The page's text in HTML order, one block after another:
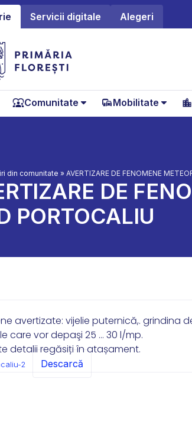
Servicii digitale Alegeri
Comunitate Mobilitate
din comunitate » AVERTIZARE DE FENOMENE
DE
PORTOCALIU
avertizate: vijelie puternică,. grindina
care vor depaşi 25 … 30 l/mp.
detalii regăsiți în atașament.
2 Descarcă